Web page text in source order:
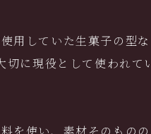
用していた生菓子の型
切に現役として使われて